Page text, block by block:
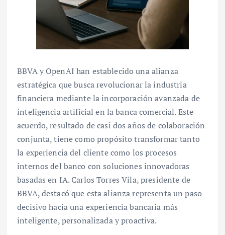
BBVA y OpenAI han establecido una alianza
estratégica que busca revolucionar la industria
financiera mediante la incorporación avanzada de
inteligencia artificial en la banca comercial. Este
acuerdo, resultado de casi dos años de colaboración
conjunta, tiene como propósito transformar tanto
la experiencia del cliente como los procesos
internos del banco con soluciones innovadoras
basadas en IA. Carlos Torres Vila, presidente de
BBVA, destacó que esta alianza representa un paso
decisivo hacia una experiencia bancaria más
inteligente, personalizada y proactiva.